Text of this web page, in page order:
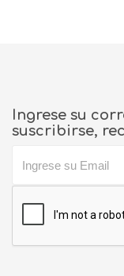
Ingrese su
suscribirse,